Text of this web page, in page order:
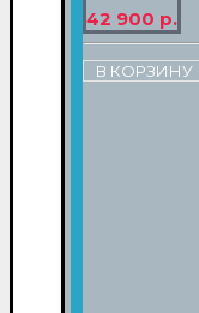
42 900 р.
В КОРЗИНУ